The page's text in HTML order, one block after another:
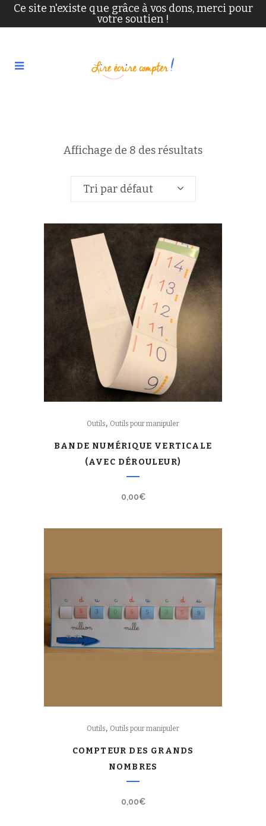
Ce site n'existe que grâce à vos dons, merci pour
votre soutien !
Affichage de 8 des résultats
Tri par défaut
Outils, Outils pour manipuler
BANDE NUMÉRIQUE VERTICALE
(AVEC DÉROULEUR)
0,00€
Outils, Outils pour manipuler
COMPTEUR DES GRANDS
NOMBRES
0,00€